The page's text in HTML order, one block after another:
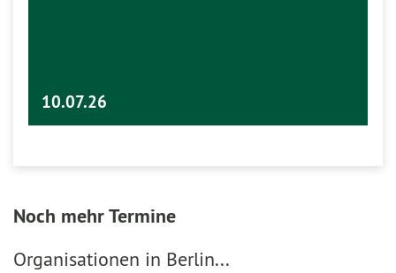
10.07.26
Noch mehr Termine
Organisationen in Berlin...